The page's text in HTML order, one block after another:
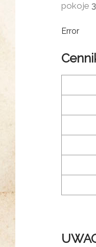
pokoje
Error